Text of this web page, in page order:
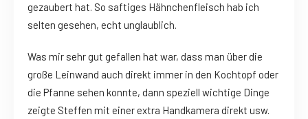
gezaubert hat. So saftiges Hähnchenfleisch hab ich
selten gesehen, echt unglaublich.
Was mir sehr gut gefallen hat war, dass man über die
große Leinwand auch direkt immer in den Kochtopf oder
die Pfanne sehen konnte, dann speziell wichtige Dinge
zeigte Steffen mit einer extra Handkamera direkt usw.